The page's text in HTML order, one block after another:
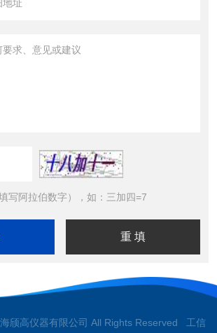
写阿拉伯数字），如：三加四=7
颀高仪器有限公司 All Rights Reserved 工信